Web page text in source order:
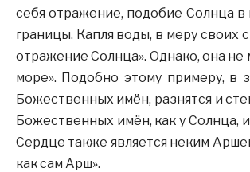
себя отражение, подобие Солнца
границы. Капля воды, в меру своих
отражение Солнца». Однако, она не
море». Подобно этому примеру, в
Божественных имён, разнятся и
Божественных имён, как у Солнца,
Сердце также является неким
как сам Арш».